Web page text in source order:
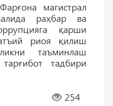
магистрал
раҳбар ва
қарши
риоя қилиш
таъминлаш
тадбири
254